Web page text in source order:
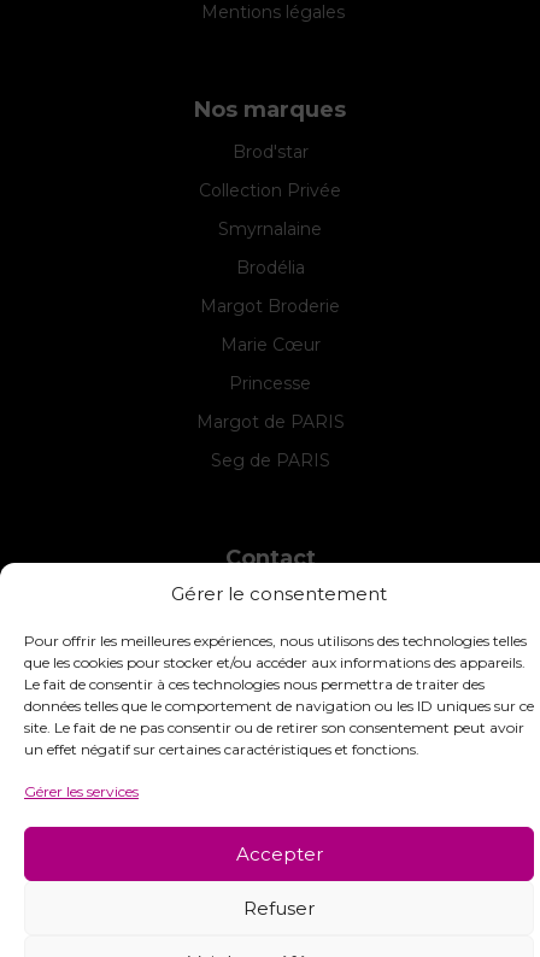
Gérer le consentement
Pour offrir les meilleures expériences, nous utilisons des technologies telles
que les cookies pour stocker et/ou accéder aux informations des appareils.
Le fait de consentir à ces technologies nous permettra de traiter des
données telles que le comportement de navigation ou les ID uniques sur ce
site. Le fait de ne pas consentir ou de retirer son consentement peut avoir
un effet négatif sur certaines caractéristiques et fonctions.
Gérer les services
Accepter
Refuser
Mentions légales
Nos marques
Brod'star
Collection Privée
Smyrnalaine
Brodélia
Margot Broderie
Marie Cœur
Princesse
Margot de PARIS
Seg de PARIS
Contact
INTERSTISS
42360 Panissières
France
+33 (0)4 74 01 99 80
commandes@interstiss.com